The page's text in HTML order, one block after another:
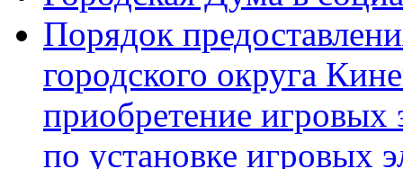
Порядок
городского округа
приобретение игровых
по установке игровых